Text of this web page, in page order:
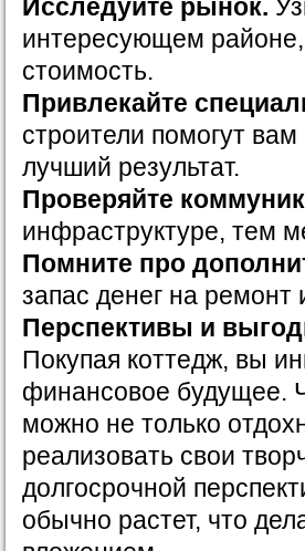
Исследуйте рынок.
интересующем
стоимость.
Привлекайте
строители помогут
лучший результат.
Проверяйте
инфраструктуре, тем
Помните про
запас денег на ремонт
Перспективы и
Покупая коттедж, вы
финансовое будущее.
можно не только
реализовать свои
долгосрочной
обычно растет, что